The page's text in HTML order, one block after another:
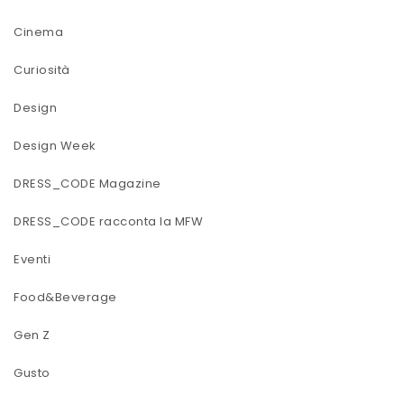
Cinema
Curiosità
Design
Design Week
DRESS_CODE Magazine
DRESS_CODE racconta la MFW
Eventi
Food&Beverage
Gen Z
Gusto